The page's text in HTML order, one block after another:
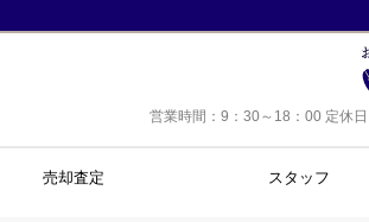
営業時間：9：30～18：00 定休
売却査定 スタッフ